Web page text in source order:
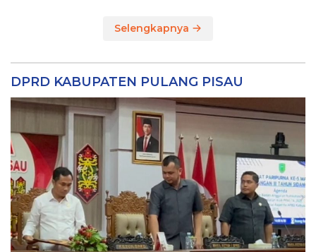
Selengkapnya
DPRD KABUPATEN PULANG PISAU